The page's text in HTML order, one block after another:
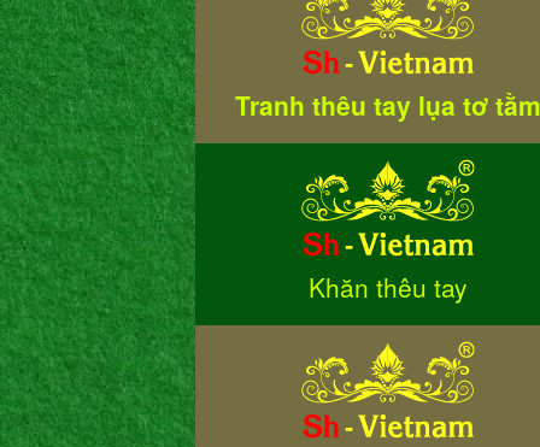
Tranh thêu tay lụa tơ tằm
Khăn thêu tay